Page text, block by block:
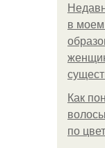
в
Как
по